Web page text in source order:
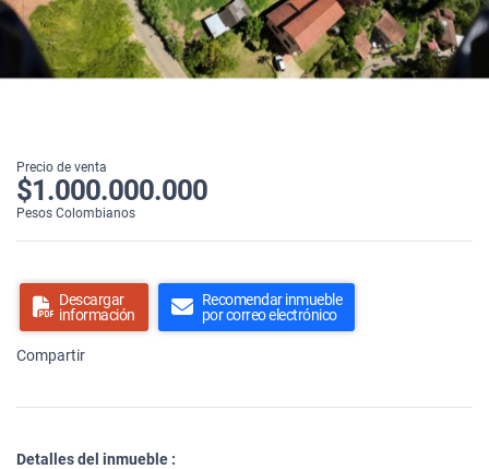
Precio de venta
$1.000.000.000
Pesos Colombianos
Descargar
información
Recomendar inmueble
por correo electrónico
Compartir
Detalles del inmueble :